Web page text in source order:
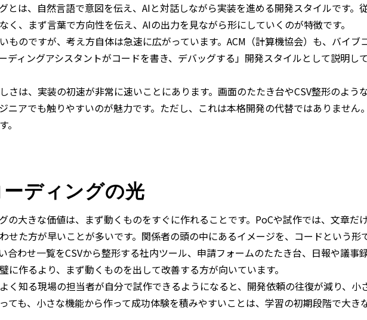
とは、自然言語で意図を伝え、AIと対話しながら実装を進める開発スタイルです。
く、まず言葉で方向性を伝え、AIの出力を見ながら形にしていくのが特徴です。
ものですが、考え方自体は急速に広がっています。ACM（計算機協会）も、バイ
ディングアシスタントがコードを書き、デバッグする」開発スタイルとして説明し
さは、実装の初速が非常に速いことにあります。画面のたたき台やCSV整形のよ
ニアでも触りやすいのが魅力です。ただし、これは本格開発の代替ではありませ
。
ディングの光
の大きな価値は、まず動くものをすぐに作れることです。PoCや試作では、文章だ
せた方が早いことが多いです。関係者の頭の中にあるイメージを、コードという
合わせ一覧をCSVから整形する社内ツール、申請フォームのたたき台、日報や議
に作るより、まず動くものを出して改善する方が向いています。
く知る現場の担当者が自分で試作できるようになると、開発依頼の往復が減り、
ても、小さな機能から作って成功体験を積みやすいことは、学習の初期段階で大き